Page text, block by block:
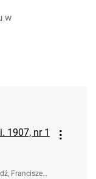
w
1907, nr 1
Franciszek.